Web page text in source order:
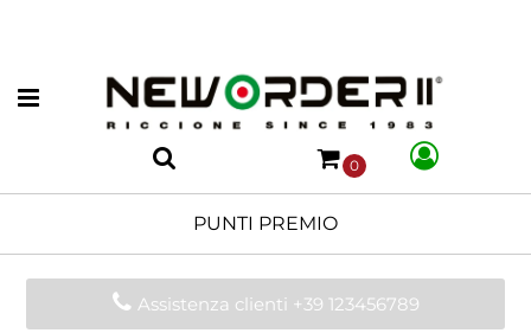
Open menu
0
PUNTI PREMIO
Assistenza clienti +39 123456789